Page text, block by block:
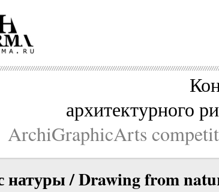
архитектурного
ArchiGraphicArts
натуры / Drawing from